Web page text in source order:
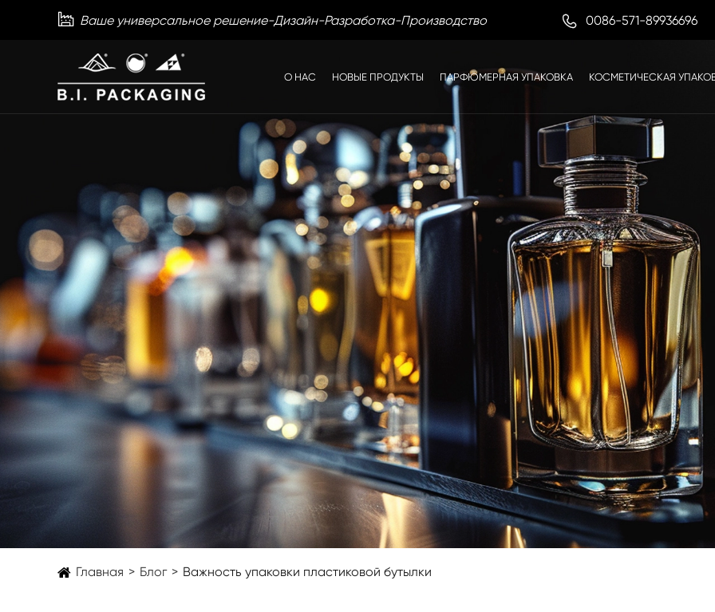
 Ваше универсальное решение-Дизайн-Разработка-Производство  0086-571-89936696
О НАС НОВЫЕ ПРОДУКТЫ ПАРФЮМЕРНАЯ УПАКОВКА КОСМЕТИЧЕСКАЯ
Главная Блог Важность упаковки пластиковой бутылки